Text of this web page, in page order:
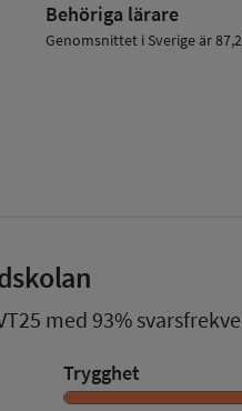
Behöriga lärare
Genomsnittet i Sverige är
med 93%
Trygghet